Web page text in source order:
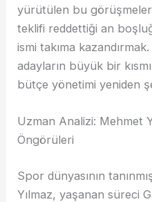
yürütülen bu
teklifi reddettiği an
ismi takıma
adayların büyük bir
bütçe yönetimi yeniden
Uzman Analizi: Mehmet
Öngörüleri
Spor dünyasının
Yılmaz, yaşanan süreci